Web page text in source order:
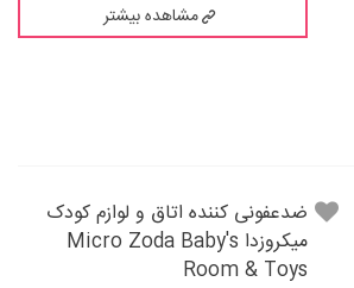
مشاهده بیشتر
ضدعفونی کننده اتاق و لوازم کودک
میکروزدا Micro Zoda Baby's
Room & Toys